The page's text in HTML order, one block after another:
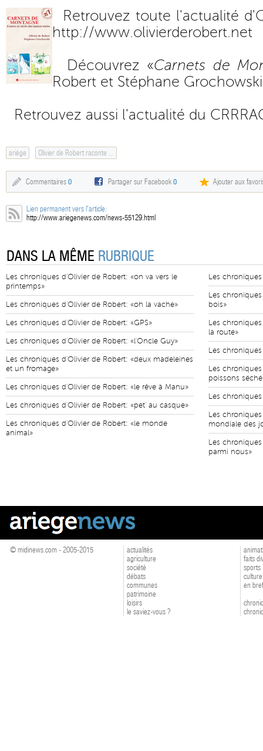
Retrouvez toute l'actualité
http://www.olivierderobert.net
Découvrez «Carnets de
Robert et Stéphane Grochowski
Retrouvez aussi l'actualité du
ariège Olivier de Robert raconte ...
Commentaires 0 Partager sur Facebook0 Ajouter aux
Lien permanent vers l'article:
http://www.ariegenews.com/news-55129.html
DANS LA MÊME RUBRIQUE
Les chroniques d'Olivier de Robert: «on va vers le
printemps»
Les chroniques d'Olivier de Robert: «oh la vache»
Les chroniques d'Olivier de Robert: «GPS»
Les chroniques d'Olivier de Robert: «l'Oncle Guy»
Les chroniques d'Olivier de Robert: «deux madeleines
et un fromage»
Les chroniques d'Olivier de Robert: «le rêve à Manu»
Les chroniques d'Olivier de Robert: «pet' au casque»
Les chroniques d'Olivier de Robert: «le monde
animal»
Les
Les
bois»
Les
la route»
Les
Les
poissons
Les
Les
mondiale des
Les
parmi nous»
© midinews.com - 2005-2015
actualités
agriculture
société
débats
communes
patrimoine
loisirs
le saviez-vous ?
faits
sports
culture
en bref